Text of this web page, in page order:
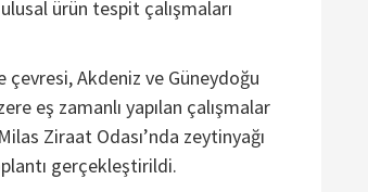
ürün tespit çalışmaları
çevresi, Akdeniz ve Güneydoğu
eş zamanlı yapılan çalışmalar
Ziraat Odası’nda zeytinyağı
gerçekleştirildi.